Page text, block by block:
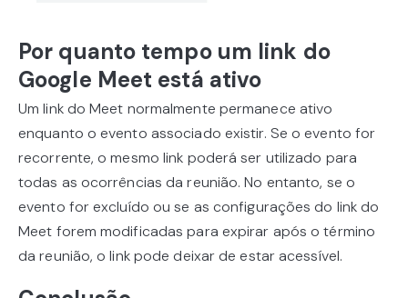
Por quanto tempo um link do
Google Meet está ativo
Um link do Meet normalmente permanece ativo
enquanto o evento associado existir. Se o evento for
recorrente, o mesmo link poderá ser utilizado para
todas as ocorrências da reunião. No entanto, se o
evento for excluído ou se as configurações do link do
Meet forem modificadas para expirar após o término
da reunião, o link pode deixar de estar acessível.